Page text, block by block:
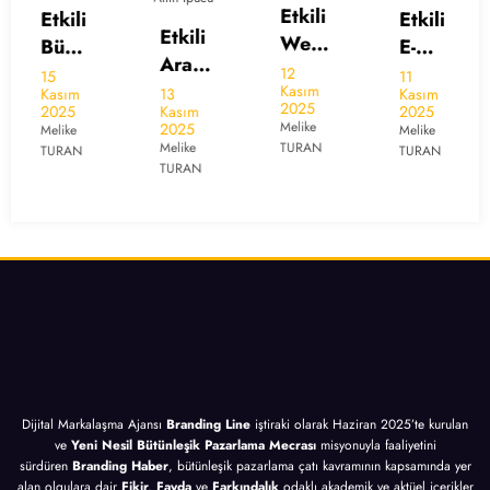
a
ru
İçin
13
Melike
Web
Tasar
İçin
Altın
12
2025
Etkili
E-
Pazar
sı
İpucu
Kasım
TURAN
l Kriz
İçin
Altın
10
Kasım
TURAN
Dijital Markalaşma Ajansı Branding Line iştiraki olarak Haziran 2025’te kurulan
ve Yeni Nesil Bütünleşik Pazarlama Mecrası misyonuyla faaliyetini
sürdüren Branding Haber, bütünleşik pazarlama çatı kavramının kapsamında yer